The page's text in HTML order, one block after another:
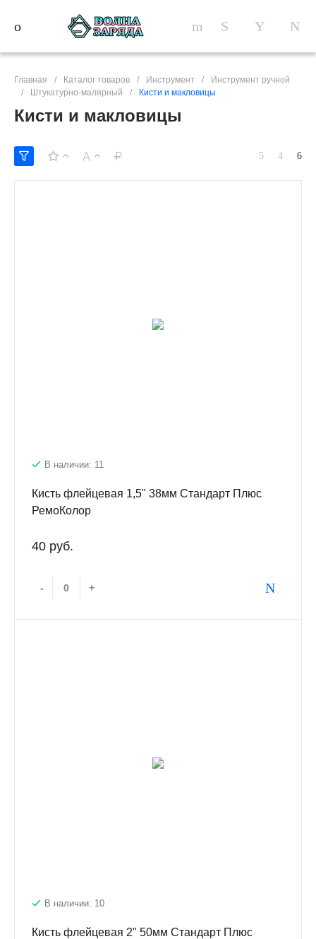
Главная / Каталог товаров / Инструмент /
Инструмент ручной
/
Штукатурно-малярный / Кисти и макловицы
Кисти и макловицы
В наличии: 11
Кисть флейцевая 1,5" 38мм Стандарт Плюс
РемоКолор
40 руб.
- +
В наличии: 10
Кисть флейцевая 2" 50мм Стандарт Плюс